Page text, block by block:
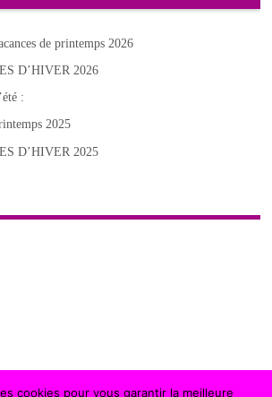
de printemps 2026
D’HIVER 2026
:
2025
D’HIVER 2025
cookies pour vous garantir la meilleure